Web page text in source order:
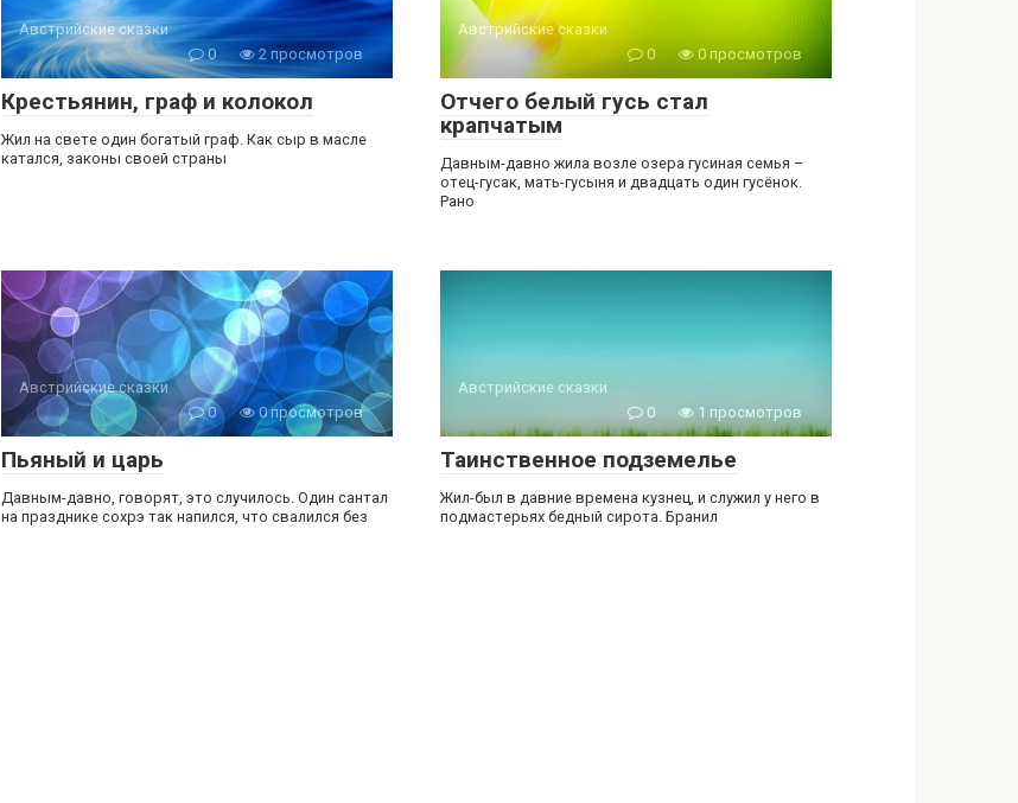
Австрийские сказки
0
2 просмотров
Крестьянин, граф и колокол
Жил на свете один богатый граф. Как сыр в масле
катался, законы своей страны
Австрийские сказки
0
0 просмотров
Отчего белый гусь стал
крапчатым
Давным-давно жила возле озера гусиная семья –
отец-гусак, мать-гусыня и двадцать один гусёнок.
Рано
Австрийские сказки
0
0 просмотров
Пьяный и царь
Давным-давно, говорят, это случилось. Один сантал
на празднике сохрэ так напился, что свалился без
Австрийские сказки
0
1 просмотров
Таинственное подземелье
Жил-был в давние времена кузнец, и служил у него в
подмастерьях бедный сирота. Бранил